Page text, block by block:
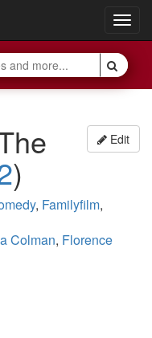
Edit
)
, Familyfilm,
Colman, Florence